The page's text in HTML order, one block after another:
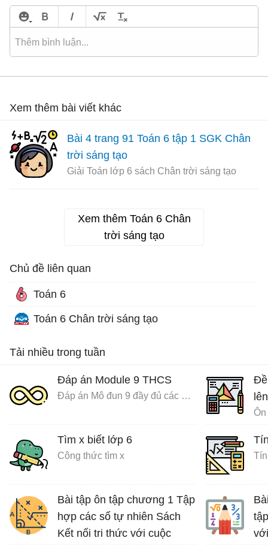
Xem thêm bài viết khác
Bài 4 trang 91 Toán 6 tập 1 SGK Chân
trời sáng tạo
Giải Toán lớp 6 sách Chân trời sáng tạo
Xem thêm Toán 6 Chân
trời sáng tạo
Chủ đề liên quan
Toán 6
Toán 6 Chân trời sáng tạo
Tải nhiều trong tuần
Đáp án Module 9 THCS
Đáp án Mô đun 9 đầy đủ các môn
Tìm x biết lớp 6
Công thức tìm x
Bài tập ôn tập chương 1 Tập
hợp các số tự nhiên Sách
Kết nối tri thức với cuộc
Đề